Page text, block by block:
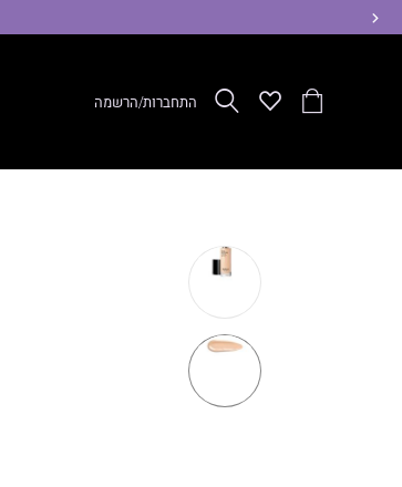
הסל
Wishlistחפשהתחברות/הרשמה